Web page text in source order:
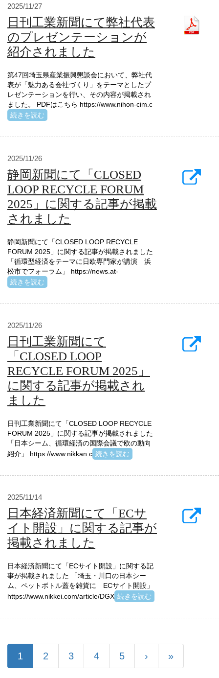
2025/11/27
日刊工業新聞にて弊社代表
のプレゼンテーションが
紹介されました
第47回埼玉県産業振興懇談会において、弊社代
表が「魅力ある会社づくり」をテーマとしたプ
レゼンテーションを行い、その内容が掲載され
ました。 PDFはこちら https://www.nihon-cim.c
続きを読む
2025/11/26
静岡新聞にて「CLOSED
LOOP RECYCLE FORUM
2025」に関する記事が掲載
されました
静岡新聞にて「CLOSED LOOP RECYCLE
FORUM 2025」に関する記事が掲載されました
「循環型経済をテーマに日欧専門家が講演 浜
松市でフォーラム」 https://news.at-
続きを読む
2025/11/26
日刊工業新聞にて
「CLOSED LOOP
RECYCLE FORUM 2025」
に関する記事が掲載され
ました
日刊工業新聞にて「CLOSED LOOP RECYCLE
FORUM 2025」に関する記事が掲載されました
「日本シーム、循環経済の国際会議で欧の動向
紹介」 https://www.nikkan.c 続きを読む
2025/11/14
日本経済新聞にて「ECサ
イト開設」に関する記事が
掲載されました
日本経済新聞にて「ECサイト開設」に関する記
事が掲載されました 「埼玉・川口の日本シー
ム、ペットボトル蓋を雑貨に ECサイト開設」
https://www.nikkei.com/article/DGX 続きを読む
1 2 3 4 5 › »